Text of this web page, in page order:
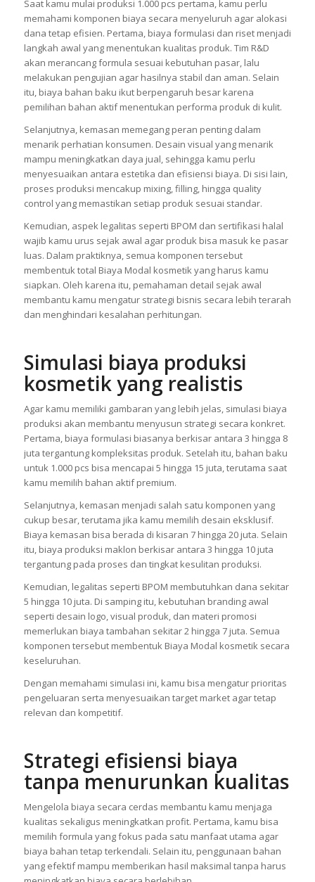
Saat kamu mulai produksi 1.000 pcs pertama, kamu perlu
memahami komponen biaya secara menyeluruh agar alokasi
dana tetap efisien. Pertama, biaya formulasi dan riset menjadi
langkah awal yang menentukan kualitas produk. Tim R&D
akan merancang formula sesuai kebutuhan pasar, lalu
melakukan pengujian agar hasilnya stabil dan aman. Selain
itu, biaya bahan baku ikut berpengaruh besar karena
pemilihan bahan aktif menentukan performa produk di kulit.
Selanjutnya, kemasan memegang peran penting dalam
menarik perhatian konsumen. Desain visual yang menarik
mampu meningkatkan daya jual, sehingga kamu perlu
menyesuaikan antara estetika dan efisiensi biaya. Di sisi lain,
proses produksi mencakup mixing, filling, hingga quality
control yang memastikan setiap produk sesuai standar.
Kemudian, aspek legalitas seperti BPOM dan sertifikasi halal
wajib kamu urus sejak awal agar produk bisa masuk ke pasar
luas. Dalam praktiknya, semua komponen tersebut
membentuk total Biaya Modal kosmetik yang harus kamu
siapkan. Oleh karena itu, pemahaman detail sejak awal
membantu kamu mengatur strategi bisnis secara lebih terarah
dan menghindari kesalahan perhitungan.
Simulasi biaya produksi
kosmetik yang realistis
Agar kamu memiliki gambaran yang lebih jelas, simulasi biaya
produksi akan membantu menyusun strategi secara konkret.
Pertama, biaya formulasi biasanya berkisar antara 3 hingga 8
juta tergantung kompleksitas produk. Setelah itu, bahan baku
untuk 1.000 pcs bisa mencapai 5 hingga 15 juta, terutama saat
kamu memilih bahan aktif premium.
Selanjutnya, kemasan menjadi salah satu komponen yang
cukup besar, terutama jika kamu memilih desain eksklusif.
Biaya kemasan bisa berada di kisaran 7 hingga 20 juta. Selain
itu, biaya produksi maklon berkisar antara 3 hingga 10 juta
tergantung pada proses dan tingkat kesulitan produksi.
Kemudian, legalitas seperti BPOM membutuhkan dana sekitar
5 hingga 10 juta. Di samping itu, kebutuhan branding awal
seperti desain logo, visual produk, dan materi promosi
memerlukan biaya tambahan sekitar 2 hingga 7 juta. Semua
komponen tersebut membentuk Biaya Modal kosmetik secara
keseluruhan.
Dengan memahami simulasi ini, kamu bisa mengatur prioritas
pengeluaran serta menyesuaikan target market agar tetap
relevan dan kompetitif.
Strategi efisiensi biaya
tanpa menurunkan kualitas
Mengelola biaya secara cerdas membantu kamu menjaga
kualitas sekaligus meningkatkan profit. Pertama, kamu bisa
memilih formula yang fokus pada satu manfaat utama agar
biaya bahan tetap terkendali. Selain itu, penggunaan bahan
yang efektif mampu memberikan hasil maksimal tanpa harus